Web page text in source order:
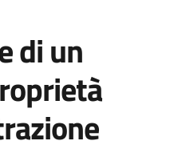
di un